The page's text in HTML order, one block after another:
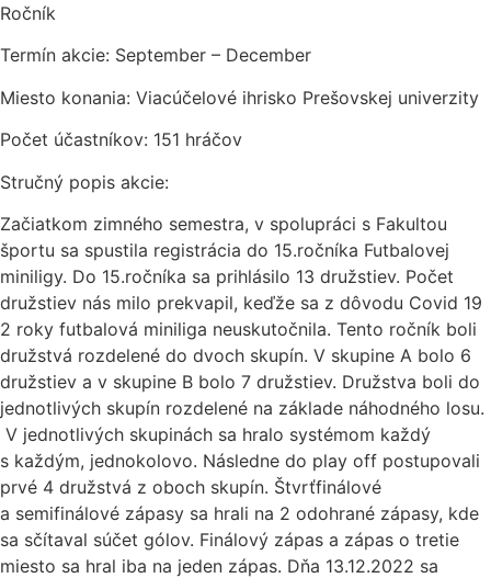
Ročník
Termín akcie: September – December
Miesto konania: Viacúčelové ihrisko Prešovskej univerzity
Počet účastníkov: 151 hráčov
Stručný popis akcie:
Začiatkom zimného semestra, v spolupráci s Fakultou
športu sa spustila registrácia do 15.ročníka Futbalovej
miniligy. Do 15.ročníka sa prihlásilo 13 družstiev. Počet
družstiev nás milo prekvapil, keďže sa z dôvodu Covid 19
2 roky futbalová miniliga neuskutočnila. Tento ročník boli
družstvá rozdelené do dvoch skupín. V skupine A bolo 6
družstiev a v skupine B bolo 7 družstiev. Družstva boli do
jednotlivých skupín rozdelené na základe náhodného losu.
V jednotlivých skupinách sa hralo systémom každý
s každým, jednokolovo. Následne do play off postupovali
prvé 4 družstvá z oboch skupín. Štvrťfinálové
a semifinálové zápasy sa hrali na 2 odohrané zápasy, kde
sa sčítaval súčet gólov. Finálový zápas a zápas o tretie
miesto sa hral iba na jeden zápas. Dňa 13.12.2022 sa